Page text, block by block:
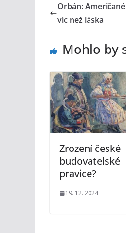
Orbán:
víc než láska
Mohlo by
Zrození české
budovatelské
pravice?
19. 12. 2024